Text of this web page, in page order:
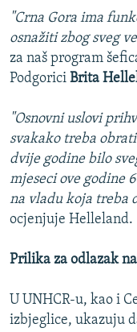
"Crna Gora ima
osnažiti zbog sveg
za naš program
Podgorici Brita
"Osnovni uslovi
svakako treba
dvije godine bilo
mjeseci ove godine
na vladu koja treba
ocjenjuje Helleland.
Prilika za odlazak
U UNHCR-u, kao i
izbjeglice, ukazuju